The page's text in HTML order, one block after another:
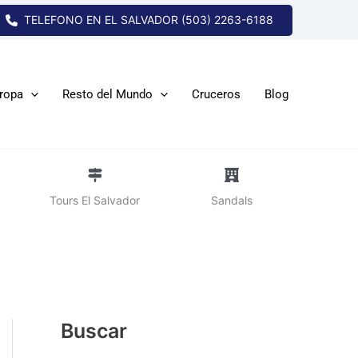
TELEFONO EN EL SALVADOR (503) 2263-6188
Resto del Mundo Cruceros Blog
Tours El Salvador Sandals
Buscar